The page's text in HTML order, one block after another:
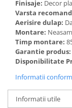
Finisaje: Decor
Varsta
Aerisire dulap:
Montare:
Timp montare:
Garantie produs:
Disponibilitate
Informatii
Informatii utile